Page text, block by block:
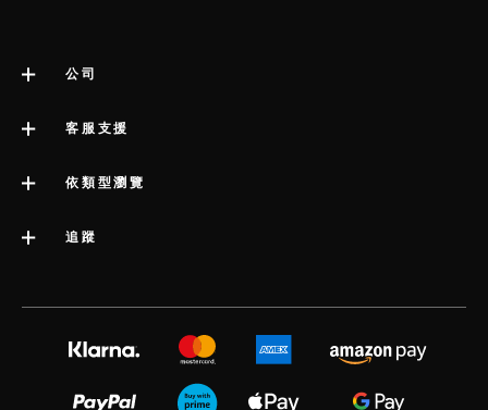
公司
關於 LELO
行業獎項
隱私政策
cookie 政策
客服支援
聯絡客服
satisfaction guarantee
依類型瀏覽
類別
男性性愛玩具
情侶性愛玩具
追蹤